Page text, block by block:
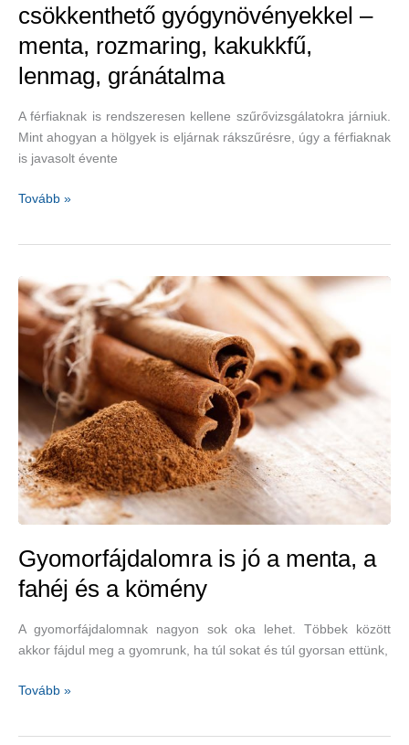
csökkenthető gyógynövényekkel –
menta, rozmaring, kakukkfű,
lenmag, gránátalma
A férfiaknak is rendszeresen kellene szűrővizsgálatokra járniuk.
Mint ahogyan a hölgyek is eljárnak rákszűrésre, úgy a férfiaknak
is javasolt évente
A
csökkenthető
gyógynövényekkel
–
menta,
rozmaring,
kakukkfű,
lenmag,
gránátalma
Tovább »
Gyomorfájdalomra is jó a menta, a
fahéj és a kömény
A gyomorfájdalomnak nagyon sok oka lehet. Többek között
akkor fájdul meg a gyomrunk, ha túl sokat és túl gyorsan ettünk,
Gyomorfájdalomra
Tovább »